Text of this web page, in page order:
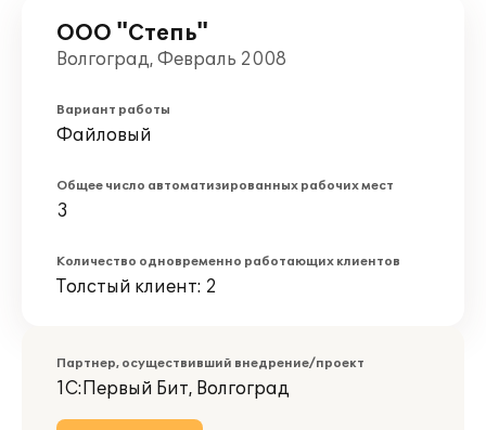
ООО "Степь"
Волгоград, Февраль 2008
Вариант работы
Файловый
Общее число автоматизированных рабочих мест
3
Количество одновременно работающих клиентов
Толстый клиент: 2
Партнер, осуществивший внедрение/проект
1С:Первый Бит, Волгоград